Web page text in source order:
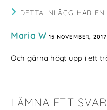
DETTA INLÄGG HAR
Maria W 15 NOVEMBER, 2017
Och gärna högt upp i ett
LÄMNA ETT SVAR